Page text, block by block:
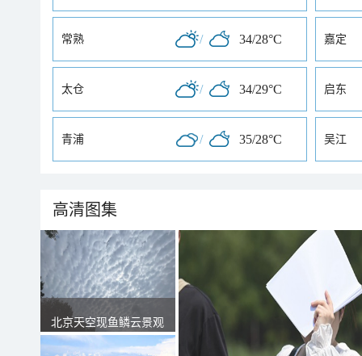
常熟 / 34/28°C 嘉定
太仓 / 34/29°C 启东
青浦 / 35/28°C 吴江
高清图集
北京天空现鱼鳞云景观